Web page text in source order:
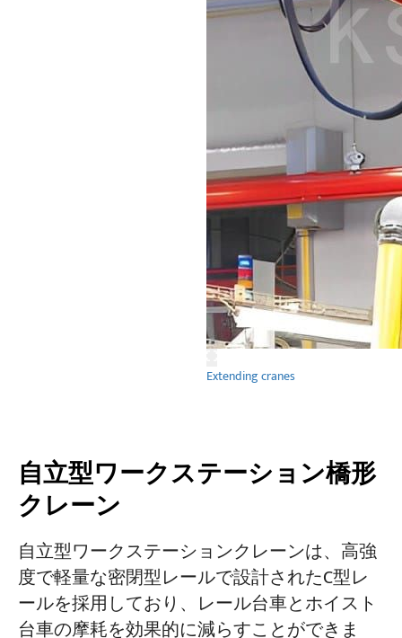
Extending cranes
自立型ワークステーション橋形
クレーン
自立型ワークステーションクレーンは、高強
度で軽量な密閉型レールで設計されたC型レ
ールを採用しており、レール台車とホイスト
台車の摩耗を効果的に減らすことができま